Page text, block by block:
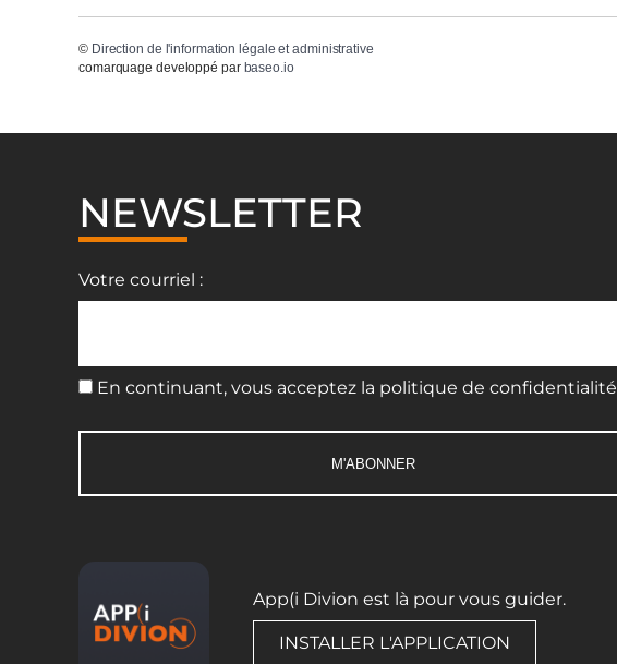
© Direction de l'information légale et administrative
comarquage developpé par baseo.io
NEWSLETTER
Votre courriel :
En continuant, vous acceptez la politique de confidentialité
App(i Divion est là pour vous guider.
INSTALLER L'APPLICATION